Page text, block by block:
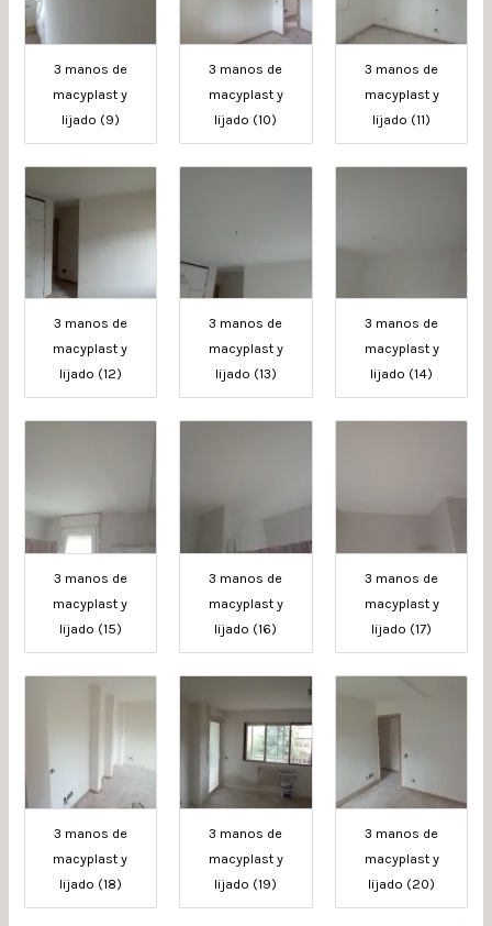
3 manos de
macyplast y
lijado (9)
3 manos de
macyplast y
lijado (10)
3 manos de
macyplast y
lijado (11)
3 manos de
macyplast y
lijado (12)
3 manos de
macyplast y
lijado (13)
3 manos de
macyplast y
lijado (14)
3 manos de
macyplast y
lijado (15)
3 manos de
macyplast y
lijado (16)
3 manos de
macyplast y
lijado (17)
3 manos de
macyplast y
lijado (18)
3 manos de
macyplast y
lijado (19)
3 manos de
macyplast y
lijado (20)